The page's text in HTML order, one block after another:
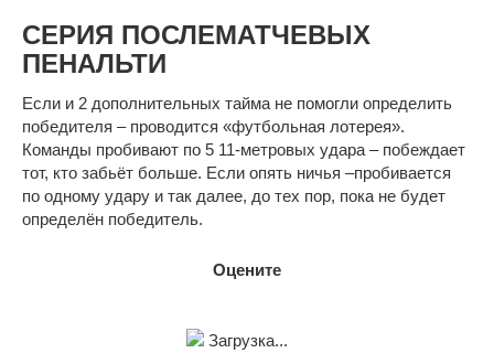
СЕРИЯ ПОСЛЕМАТЧЕВЫХ
ПЕНАЛЬТИ
Если и 2 дополнительных тайма не помогли определить
победителя – проводится «футбольная лотерея».
Команды пробивают по 5 11-метровых удара – побеждает
тот, кто забьёт больше. Если опять ничья –пробивается
по одному удару и так далее, до тех пор, пока не будет
определён победитель.
Оцените
Загрузка...